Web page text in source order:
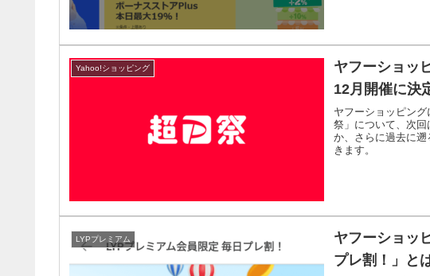
Yahoo!ショッピング
ヤフーショッ
12月開催に決
ヤフーショッピン
祭」について、次
か、さらに過去に
きます。
LYPプレミアム
ヤフーショッ
プレ割！」と